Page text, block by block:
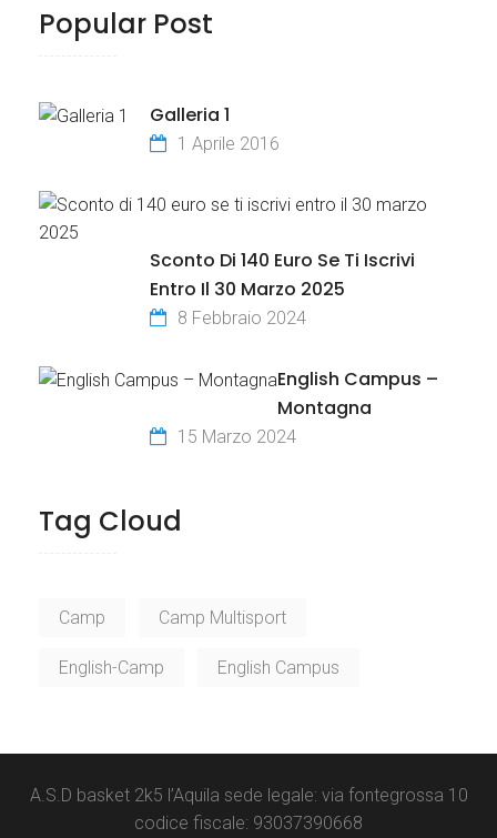
Popular Post
Galleria 1
1 Aprile 2016
Sconto Di 140 Euro Se Ti Iscrivi
Entro Il 30 Marzo 2025
8 Febbraio 2024
English Campus –
Montagna
15 Marzo 2024
Tag Cloud
Camp Camp Multisport
English-Camp English Campus
A.S.D basket 2k5 l’Aquila sede legale: via fontegrossa 10
codice fiscale: 93037390668